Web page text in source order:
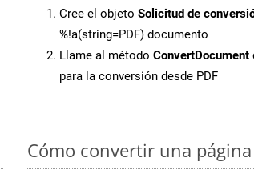
Cree el objeto Solicitud de
%!a(string=PDF) documento
Llame al método ConvertDocument
para la conversión desde PDF
Cómo convertir una